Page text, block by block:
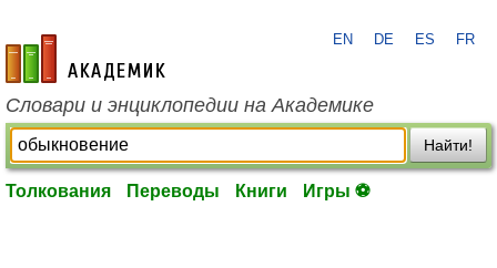
academic.ru
EN DE ES FR
Словари и энциклопедии на Академике
Найти!
Толкования Переводы Книги Игры ⚽